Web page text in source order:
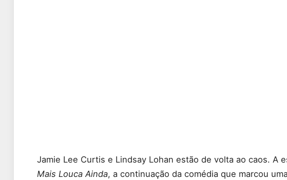
Jamie Lee Curtis e Lindsay Lohan estão de volta ao caos. A
Mais Louca Ainda, a continuação da comédia que marcou